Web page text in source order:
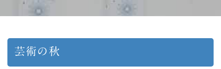
芸術の秋